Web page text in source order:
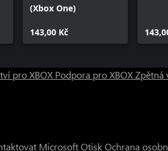
(Xbox One)
143,00 Kč
pro XBOX Podpora pro XBOXZpětná
MicrosoftOtiskOchrana